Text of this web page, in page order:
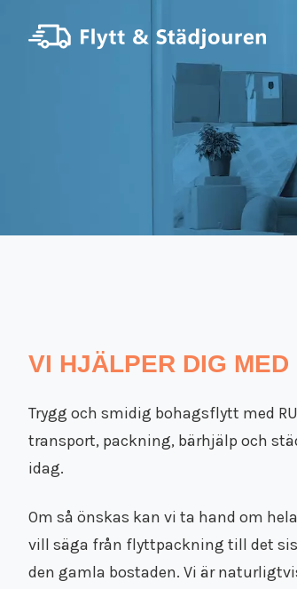
VI HJÄLPER DIG
Trygg och smidig bohagsflytt med
transport, packning, bärhjälp och
idag.
Om så önskas kan vi ta hand om
vill säga från flyttpackning till det
den gamla bostaden. Vi är